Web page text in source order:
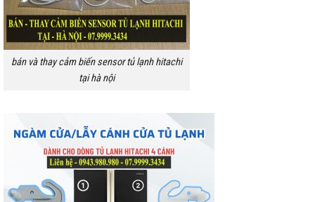
bán và thay cảm biến sensor tủ lạnh hitachi
tại hà nội